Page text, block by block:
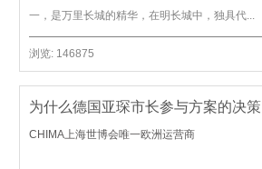
一，是万里长城的精华，在明长城中，独具代...
浏览: 146875
为什么德国亚琛市长参与方案的决策
CHIMA上海世博会唯一欧洲运营商